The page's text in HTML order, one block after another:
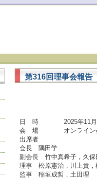
第316回理事会報告
日 時 2025年11月22
会 場 オンライン
出席者
会長 隅田学
副会長 竹中真希子，久保
理事 松原憲治，川上貴，
監事 稲垣成哲，土田理